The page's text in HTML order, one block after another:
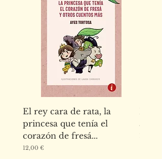
El rey cara de rata, la
princesa que tenía el
corazón de fresá...
Precio
12,00 €
El